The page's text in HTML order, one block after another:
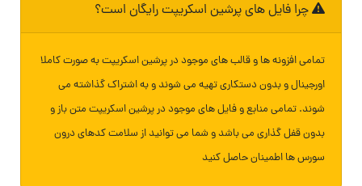
چرا فایل های پرشین اسکریپت رایگان است؟
تمامی افزونه ها و قالب های موجود در پرشین اسکریپت به صورت کاملا
اورجینال و بدون دستکاری تهیه می شوند و به اشتراک گذاشته می
شوند. تمامی منابع و فایل های موجود در پرشین اسکریپت متن باز و
بدون قفل گذاری می باشد و شما می توانید از سلامت کدهای درون
سورس ها اطمینان حاصل کنید